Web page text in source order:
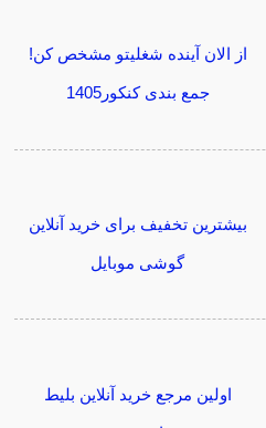
از الان آینده شغلیتو مشخص کن!
جمع بندی کنکور1405
بیشترین تخفیف برای خرید آنلاین
گوشی موبایل
اولین مرجع خرید آنلاین بلیط